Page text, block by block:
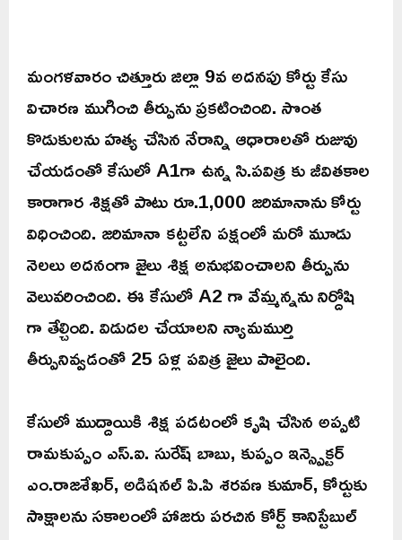
మంగళవారం చిత్తూరు జిల్లా 9వ అదనపు కోర్టు కేసు
విచారణ ముగించి తీర్పును ప్రకటించింది. సొంత
కొడుకులను హత్య చేసిన నేరాన్ని ఆధారాలతో రుజువు
చేయడంతో కేసులో A1గా ఉన్న సి.పవిత్ర కు జీవితకాల
కారాగార శిక్షతో పాటు రూ.1,000 జరిమానాను కోర్టు
విధించింది. జరిమానా కట్టలేని పక్షంలో మరో మూడు
నెలలు అదనంగా జైలు శిక్ష అనుభవించాలని తీర్పును
వెలువరించింది. ఈ కేసులో A2 గా వేమ్మన్నను నిర్దోషి
గా తేల్చింది. విడుదల చేయాలని న్యామముర్తి
తీర్పునివ్వడంతో 25 ఏళ్ల పవిత్ర జైలు పాలైంది.
కేసులో ముద్దాయికి శిక్ష పడటంలో కృషి చేసిన అప్పటి
రామకుప్పం ఎస్.ఐ. సురేష్ బాబు, కుప్పం ఇన్స్పెక్టర్
ఎం.రాజశేఖర్, అడిషనల్ పి.పి శరవణ కుమార్, కోర్టుకు
సాక్షాలను సకాలంలో హాజరు పరచిన కోర్ట్ కానిస్టేబుల్